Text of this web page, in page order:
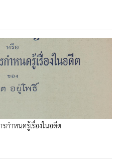
กำหนดรู้เรื่องในอดีต